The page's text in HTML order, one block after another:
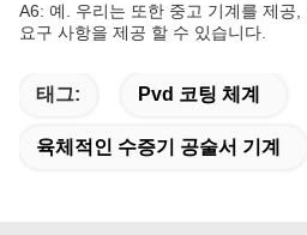
A6: 예. 우리는 또한 중고 기계를 제공,
요구 사항을 제공 할 수 있습니다.
태그: Pvd 코팅 체계
육체적인 수증기 공술서 기계